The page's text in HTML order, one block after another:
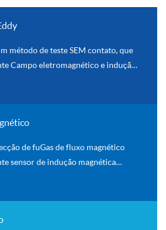
LEARN_MORE
método de teste SEM contato, que
Campo eletromagnético e indução
destrutivos Na indústria.
de fuGas de fluxo magnético
sensor de indução magnética
o para o computador para